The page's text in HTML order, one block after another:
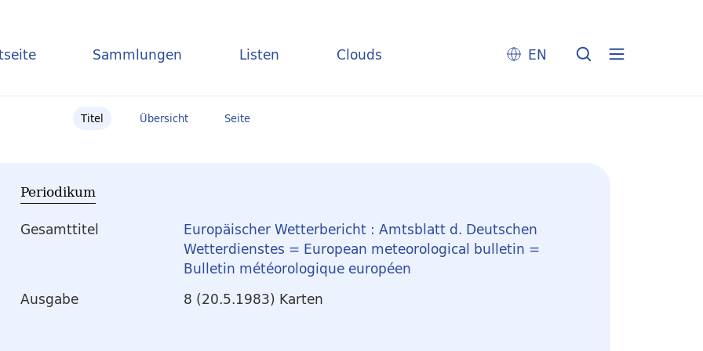
Sammlungen Listen Clouds EN
Titel Übersicht Seite
Periodikum
Gesamttitel
Europäischer Wetterbericht : Amtsblatt d. Deutschen
Wetterdienstes = European meteorological bulletin =
Bulletin météorologique européen
Ausgabe
8 (20.5.1983) Karten